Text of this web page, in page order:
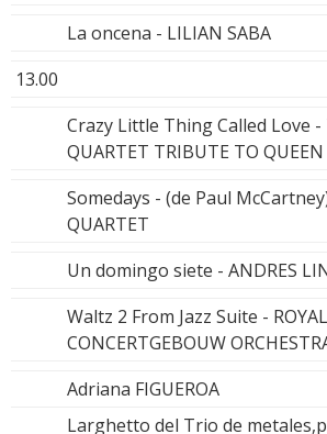
La oncena - LILIAN SABA
13.00
Crazy Little Thing Called Love -
QUARTET TRIBUTE TO QUEEN
Somedays - (de Paul
QUARTET
Un domingo siete - ANDRES
Waltz 2 From Jazz Suite - ROYAL
CONCERTGEBOUW
Adriana FIGUEROA
Larghetto del Trio de